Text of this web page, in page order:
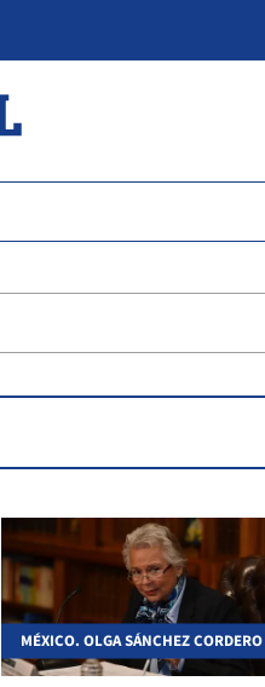
MÉXICO. OLGA SÁNCHEZ CORDERO